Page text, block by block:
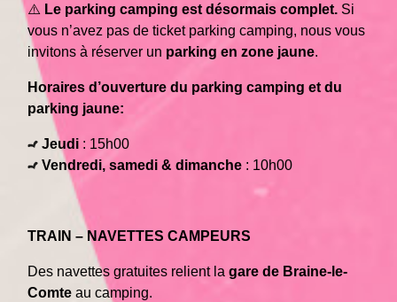
⚠️ Le parking camping est désormais complet. Si
vous n’avez pas de ticket parking camping, nous vous
invitons à réserver un parking en zone jaune.
Horaires d’ouverture du parking camping et du
parking jaune:
Jeudi : 15h00
Vendredi, samedi & dimanche : 10h00
TRAIN – NAVETTES CAMPEURS
Des navettes gratuites relient lagare de Braine-le-
Comte au camping.